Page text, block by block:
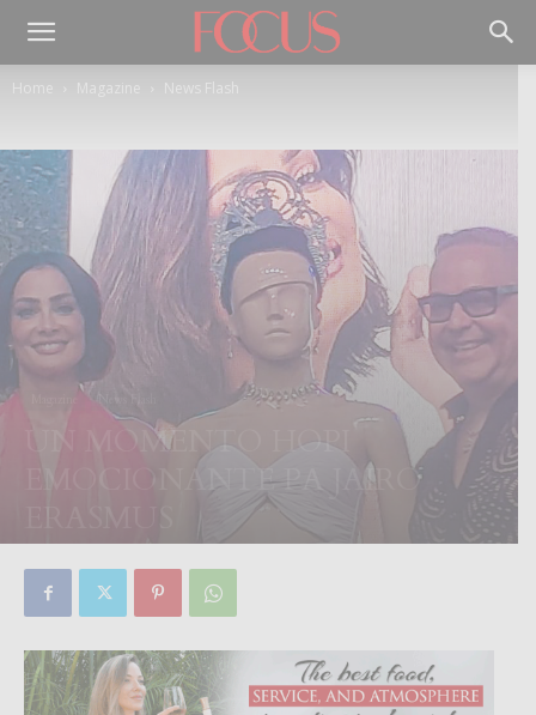
Home Magazine News Flash
News Flash
UN MOMENTO HOPI
EMOCIONANTE PA JAIRO